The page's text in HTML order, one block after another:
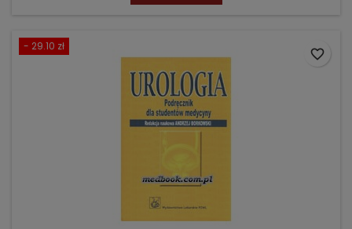
- 29.10 zł
favorite_border